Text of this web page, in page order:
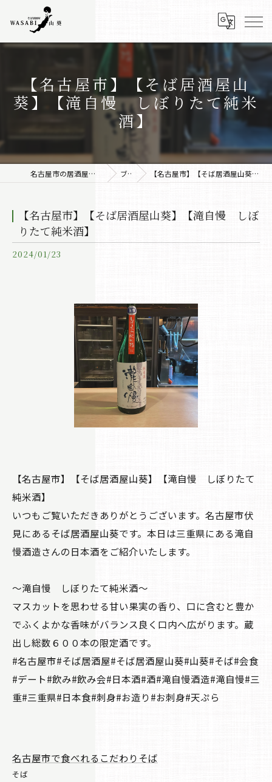
【名古屋市】【そば居酒屋山
葵】【滝自慢 しぼりたて純米
酒】
名古屋市の居酒屋なら株式会社みちしるべ ブログ 【名古屋市】【そば居酒屋山葵】【滝自慢 しぼりたて純米酒】
【名古屋市】【そば居酒屋山葵】【滝自慢 しぼ
りたて純米酒】
2024/01/23
【名古屋市】【そば居酒屋山葵】【滝自慢 しぼりたて
純米酒】
いつもご覧いただきありがとうございます。名古屋市伏
見にあるそば居酒屋山葵です。本日は三重県にある滝自
慢酒造さんの日本酒をご紹介いたします。
～滝自慢 しぼりたて純米酒～
マスカットを思わせる甘い果実の香り、口に含むと豊か
でふくよかな香味がバランス良く口内へ広がります。蔵
出し総数６００本の限定酒です。
#名古屋市#そば居酒屋#そば居酒屋山葵#山葵#そば#会食
#デート#飲み#飲み会#日本酒#酒#滝自慢酒造#滝自慢#三
重#三重県#日本食#刺身#お造り#お刺身#天ぷら
名古屋市で食べれるこだわりそば
そば